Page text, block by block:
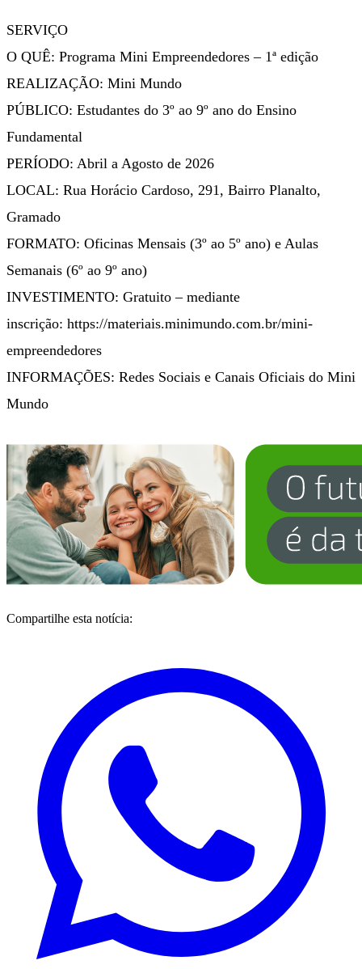
SERVIÇO
O QUÊ: Programa Mini Empreendedores – 1ª edição
REALIZAÇÃO: Mini Mundo
PÚBLICO: Estudantes do 3º ao 9º ano do Ensino
Fundamental
PERÍODO: Abril a Agosto de 2026
LOCAL: Rua Horácio Cardoso, 291, Bairro Planalto,
Gramado
FORMATO: Oficinas Mensais (3º ao 5º ano) e Aulas
Semanais (6º ao 9º ano)
INVESTIMENTO: Gratuito – mediante
inscrição: https://materiais.minimundo.com.br/mini-
empreendedores
INFORMAÇÕES: Redes Sociais e Canais Oficiais do Mini
Mundo
Compartilhe esta notícia: